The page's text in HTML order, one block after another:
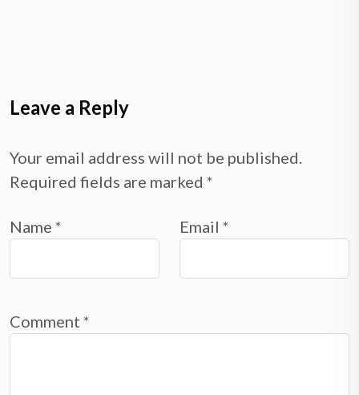
Leave a Reply
Your email address will not be published.
Required fields are marked *
Name * Email *
Comment *